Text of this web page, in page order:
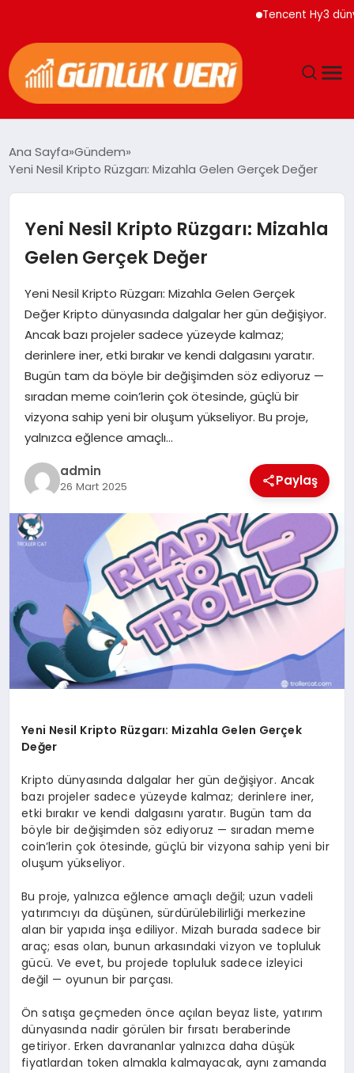
Tencent Hy3 dünya
YAŞAM
EĞITIM
EKONOMI
GENEL
SPOR
TEKNOLOJI
Ana Sayfa Gündem
Yeni Nesil Kripto Rüzgarı: Mizahla Gelen Gerçek Değer
Yeni Nesil Kripto Rüzgarı: Mizahla
Gelen Gerçek Değer
Yeni Nesil Kripto Rüzgarı: Mizahla Gelen Gerçek
Değer Kripto dünyasında dalgalar her gün değişiyor.
Ancak bazı projeler sadece yüzeyde kalmaz;
derinlere iner, etki bırakır ve kendi dalgasını yaratır.
Bugün tam da böyle bir değişimden söz ediyoruz —
sıradan meme coin’lerin çok ötesinde, güçlü bir
vizyona sahip yeni bir oluşum yükseliyor. Bu proje,
yalnızca eğlence amaçlı…
admin
26 Mart 2025 Paylaş
Yeni Nesil Kripto Rüzgarı: Mizahla Gelen Gerçek
Değer
Kripto dünyasında dalgalar her gün değişiyor. Ancak
bazı projeler sadece yüzeyde kalmaz; derinlere iner,
etki bırakır ve kendi dalgasını yaratır. Bugün tam da
böyle bir değişimden söz ediyoruz — sıradan meme
coin’lerin çok ötesinde, güçlü bir vizyona sahip yeni bir
oluşum yükseliyor.
Bu proje, yalnızca eğlence amaçlı değil; uzun vadeli
yatırımcıyı da düşünen, sürdürülebilirliği merkezine
alan bir yapıda inşa ediliyor. Mizah burada sadece bir
araç; esas olan, bunun arkasındaki vizyon ve topluluk
gücü. Ve evet, bu projede topluluk sadece izleyici
değil — oyunun bir parçası.
Ön satışa geçmeden önce açılan beyaz liste, yatırım
dünyasında nadir görülen bir fırsatı beraberinde
getiriyor. Erken davrananlar yalnızca daha düşük
fiyatlardan token almakla kalmayacak, aynı zamanda